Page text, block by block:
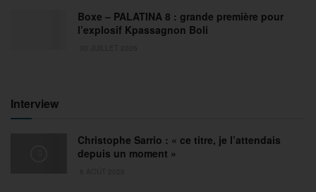
Boxe – PALATINA 8 : grande première pour
l’explosif Kpassagnon Boli
Interview
Christophe Sarrio : « ce titre, je l’attendais
depuis un moment »